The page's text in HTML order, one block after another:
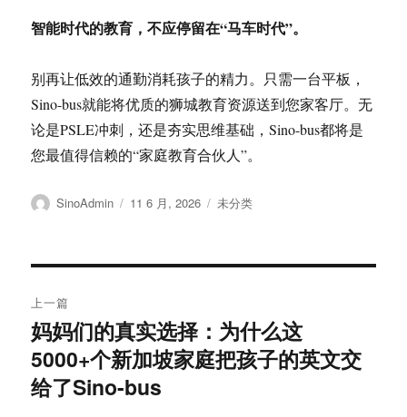
智能时代的教育，不应停留在“马车时代”。
别再让低效的通勤消耗孩子的精力。只需一台平板，
Sino-bus就能将优质的狮城教育资源送到您家客厅。无
论是PSLE冲刺，还是夯实思维基础，Sino-bus都将是
您最值得信赖的“家庭教育合伙人”。
作
SinoAdmin
发
11 6 月, 2026
分
未分类
章
导
航
上一篇
上
篇
文
妈妈们的真实选择：为什么这
5000+个新加坡家庭把孩子的英文交
给了Sino-bus